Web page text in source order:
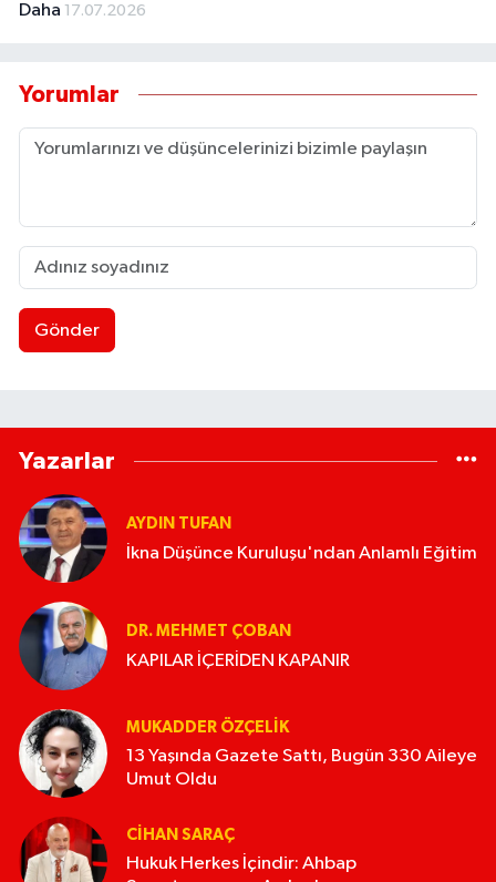
Daha 17.07.2026
Yorumlar
Gönder
Yazarlar
AYDIN TUFAN
İkna Düşünce Kuruluşu'ndan Anlamlı Eğitim
DR. MEHMET ÇOBAN
KAPILAR İÇERİDEN KAPANIR
MUKADDER ÖZÇELIK
13 Yaşında Gazete Sattı, Bugün 330 Aileye
Umut Oldu
CIHAN SARAÇ
Hukuk Herkes İçindir: Ahbap